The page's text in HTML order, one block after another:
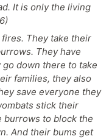
It is only the living
They take their
They have
down there to take
families, they also
save everyone they
stick their
burrows to block the
And their bums get